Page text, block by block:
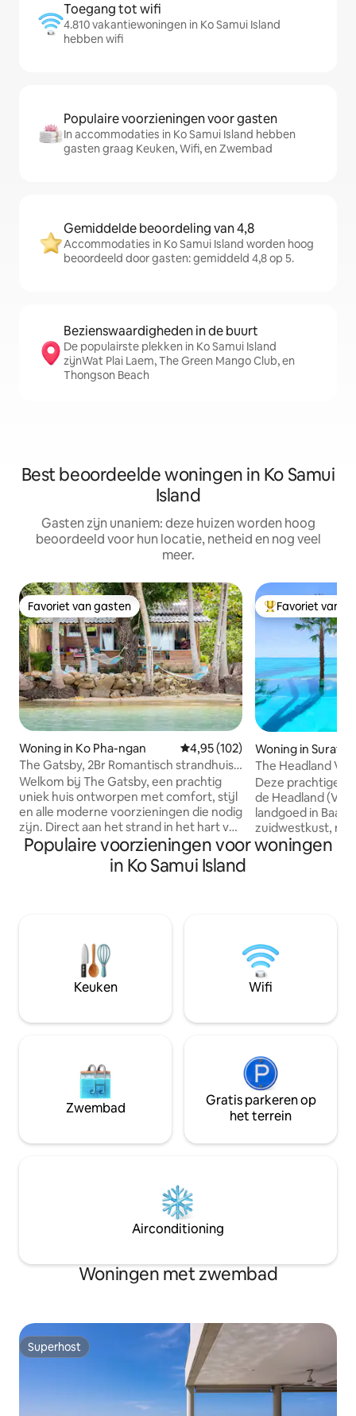
Toegang tot wifi
4.810 vakantiewoningen in Ko Samui Island
hebben wifi
Populaire voorzieningen voor gasten
In accommodaties in Ko Samui Island hebben
gasten graag Keuken, Wifi, en Zwembad
Gemiddelde beoordeling van 4,8
Accommodaties in Ko Samui Island worden hoog
beoordeeld door gasten: gemiddeld 4,8 op 5.
Bezienswaardigheden in de buurt
De populairste plekken in Ko Samui Island
zijnWat Plai Laem, The Green Mango Club, en
Thongson Beach
Best beoordeelde woningen in Ko Samui
Island
Gasten zijn unaniem: deze huizen worden hoog
beoordeeld voor hun locatie, netheid en nog veel
meer.
Favoriet van gasten
Favoriet van gasten
Woning in Ko Pha-ngan Gemiddelde beoordeling van
4,95 (102)
The Gatsby, 2Br Romantisch strandhuis
HIN KONG.
Welkom bij The Gatsby, een prachtig
uniek huis ontworpen met comfort, stijl
en alle moderne voorzieningen die nodig
zijn. Direct aan het strand in het hart van
Hin Kong Bay met adembenemend
uitzicht op de zonsondergang het hele
jaar door. Een van de meest geliefde
ruimte, gecreëerd met ontspanning in
gedachten met veel liefde en aandacht
voor detail. Een ervaring die je niet zult
vergeten en we verwelkomen je van
Topfavoriet van
Favoriet van
Woning in Surat
The Headland
zonsondergang
Deze prachtige
de Headland
landgoed in Baan
zuidwestkust,
hotel. Het
tot het strand,
oude bomen,
helder wit
binnen- en
service en
Populaire voorzieningen voor woningen
in Ko Samui Island
Keuken Wifi
Zwembad
Gratis parkeren op
het terrein
Airconditioning
Woningen met zwembad
Superhost
Superhost